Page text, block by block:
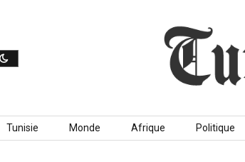
Tunisie Monde Afrique Politique